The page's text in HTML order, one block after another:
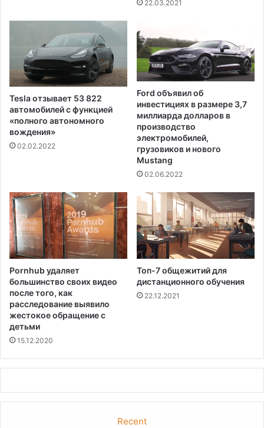
22.03.2021
Tesla отзывает 53 822
автомобилей с функцией
«полного автономного
вождения»
02.02.2022
Ford объявил об
инвестициях в размере 3,7
миллиарда долларов в
производство
электромобилей,
грузовиков и нового
Mustang
02.06.2022
Pornhub удаляет
большинство своих видео
после того, как
расследование выявило
жестокое обращение с
детьми
15.12.2020
Топ-7 общежитий для
дистанционного обучения
22.12.2021
Recent